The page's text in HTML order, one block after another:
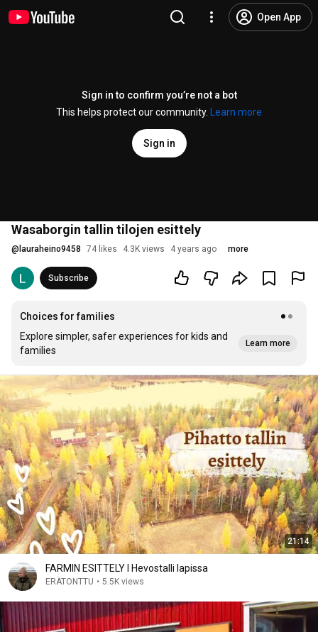
Open App
Sign in to confirm you’re not a bot
This helps protect our community.
Learn more
Sign in
Wasaborgin tallin tilojen esittely
@ lauraheino9458 74 likes 4.3K views 4 years ago more
Subscribe
Choices for families
Explore simpler, safer experiences for kids and
families
Learn more
21:14
FARMIN ESITTELY l Hevostalli lapissa
ERÄTONTTU • 5.5K views